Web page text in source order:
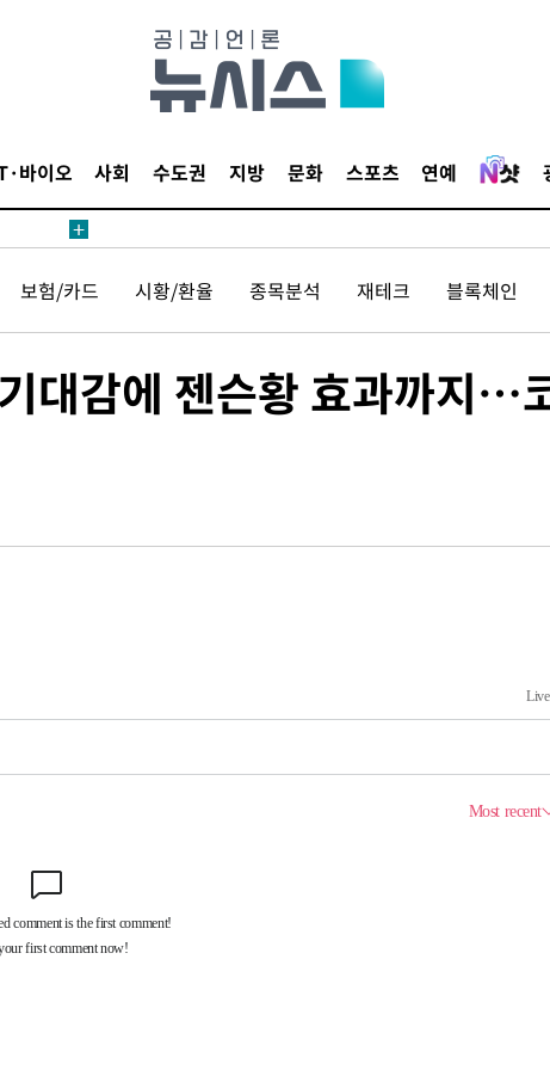
바이오 사회 수도권 지방 문화 스포츠 연예
드려 죄
보험/카드 시황/환율 종목분석 재테크 블록체인
대감에 젠슨황 효과까지…